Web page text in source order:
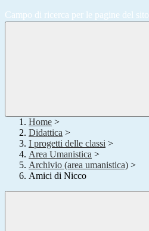
Campo di ricerca per le pagine del sito
Home >
Didattica >
I progetti delle classi >
Area Umanistica >
Archivio (area umanistica) >
Amici di Nicco